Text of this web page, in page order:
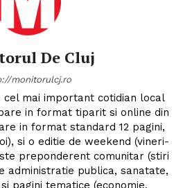
De Cluj
monitorulcj.ro
cel mai important cotidian local
in format tiparit si online din
in format standard 12 pagini,
si o editie de weekend (vineri-
preponderent comunitar (stiri
administratie publica, sanatate,
pagini tematice (economie,